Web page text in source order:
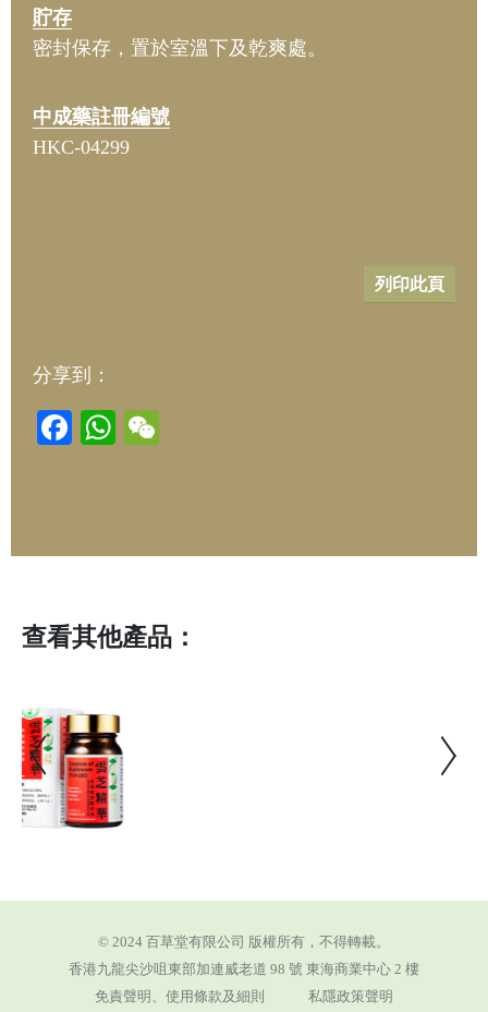
貯存
密封保存，置於室溫下及乾爽處。
中成藥註冊編號
HKC-04299
列印此頁
分享到：
Facebook
WhatsApp
查看其他產品：
© 2024 百草堂有限公司 版權所有，不得轉載。
香港九龍尖沙咀東部加連威老道 98 號 東海商業中心 2 樓
免責聲明、使用條款及細則
私隱政策聲明